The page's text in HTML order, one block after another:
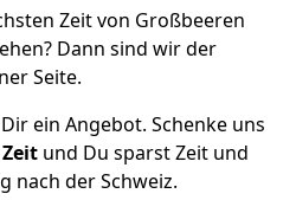
Zeit von Großbeeren
Dann sind wir der
Seite.
ein Angebot. Schenke uns
und Du sparst Zeit und
nach der Schweiz.